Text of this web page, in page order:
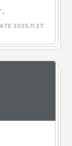
2025.11.27